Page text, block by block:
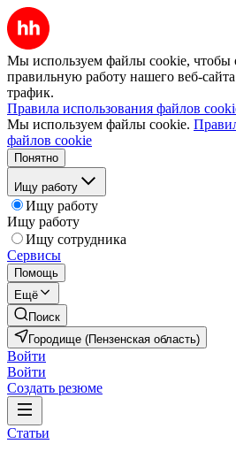
Мы используем файлы cookie, чтобы
правильную работу нашего веб-
трафик.
Правила использования файлов
Мы используем файлы cookie.
файлов cookie
Понятно
Ищу работу
Ищу работу
Ищу работу
Ищу сотрудника
Сервисы
Помощь
Ещё
Поиск
Городище (Пензенская область)
Войти
Войти
Создать резюме
Статьи